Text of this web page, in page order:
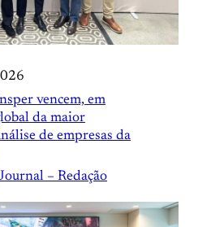
vencem, em
da maior
de empresas da
– Redação